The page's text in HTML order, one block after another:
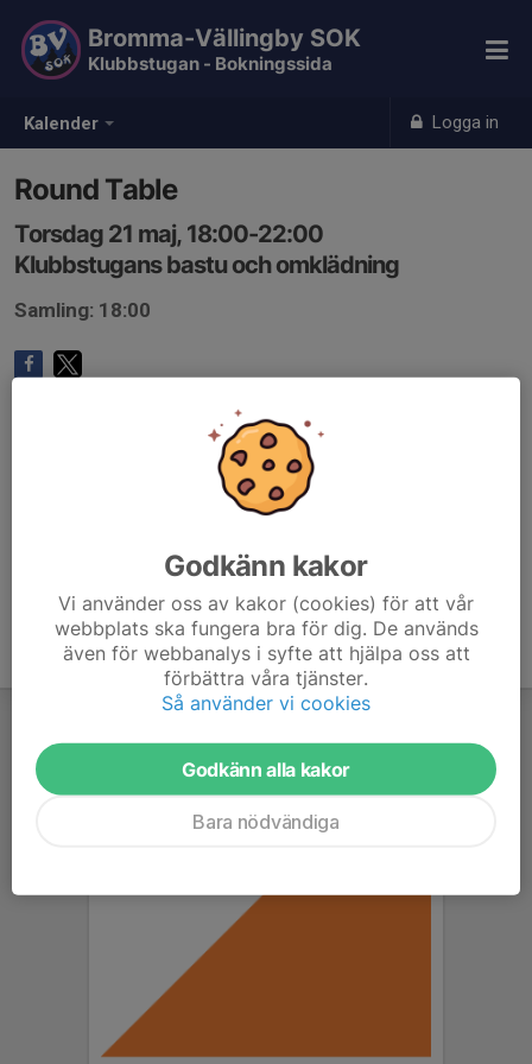
Kalender Logga in
Bromma-Vällingby SOK
Klubbstugan - Bokningssida
Round Table
Torsdag 21 maj, 18:00-22:00
Klubbstugans bastu och omklädning
Samling: 18:00
Godkänn kakor
Vi använder oss av kakor (cookies) för att vår
webbplats ska fungera bra för dig. De används
även för webbanalys i syfte att hjälpa oss att
förbättra våra tjänster.
Så använder vi cookies
Godkänn alla kakor
Bara nödvändiga